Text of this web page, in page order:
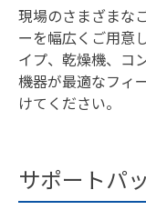
現場のさまざまな
ーを幅広くご用意
イプ、乾燥機、コ
機器が最適なフィ
けてください。
サポートパ